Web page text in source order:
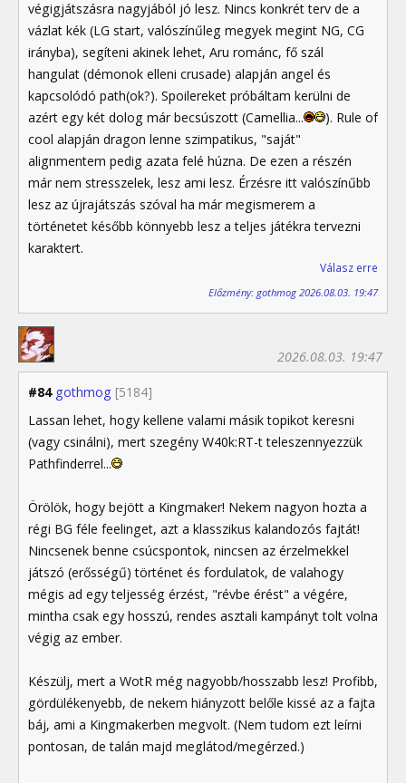
végigjátszásra nagyjából jó lesz. Nincs konkrét terv de a
vázlat kék (LG start, valószínűleg megyek megint NG, CG
irányba), segíteni akinek lehet, Aru románc, fő szál
hangulat (démonok elleni crusade) alapján angel és
kapcsolódó path(ok?). Spoilereket próbáltam kerülni de
azért egy két dolog már becsúszott (Camellia...
). Rule of
cool alapján dragon lenne szimpatikus, "saját"
alignmentem pedig azata felé húzna. De ezen a részén
már nem stresszelek, lesz ami lesz. Érzésre itt valószínűbb
lesz az újrajátszás szóval ha már megismerem a
történetet később könnyebb lesz a teljes játékra tervezni
karaktert.
Válasz erre
Előzmény: gothmog 2026.08.03. 19:47
#84 gothmog [5184]
2026.08.03. 19:47
Lassan lehet, hogy kellene valami másik topikot keresni
(vagy csinálni), mert szegény W40k:RT-t teleszennyezzük
Pathfinderrel...
Örölök, hogy bejött a Kingmaker! Nekem nagyon hozta a
régi BG féle feelinget, azt a klasszikus kalandozós fajtát!
Nincsenek benne csúcspontok, nincsen az érzelmekkel
játszó (erősségű) történet és fordulatok, de valahogy
mégis ad egy teljesség érzést, "révbe érést" a végére,
mintha csak egy hosszú, rendes asztali kampányt tolt volna
végig az ember.
Készülj, mert a WotR még nagyobb/hosszabb lesz! Profibb,
gördülékenyebb, de nekem hiányzott belőle kissé az a fajta
báj, ami a Kingmakerben megvolt. (Nem tudom ezt leírni
pontosan, de talán majd meglátod/megérzed.)